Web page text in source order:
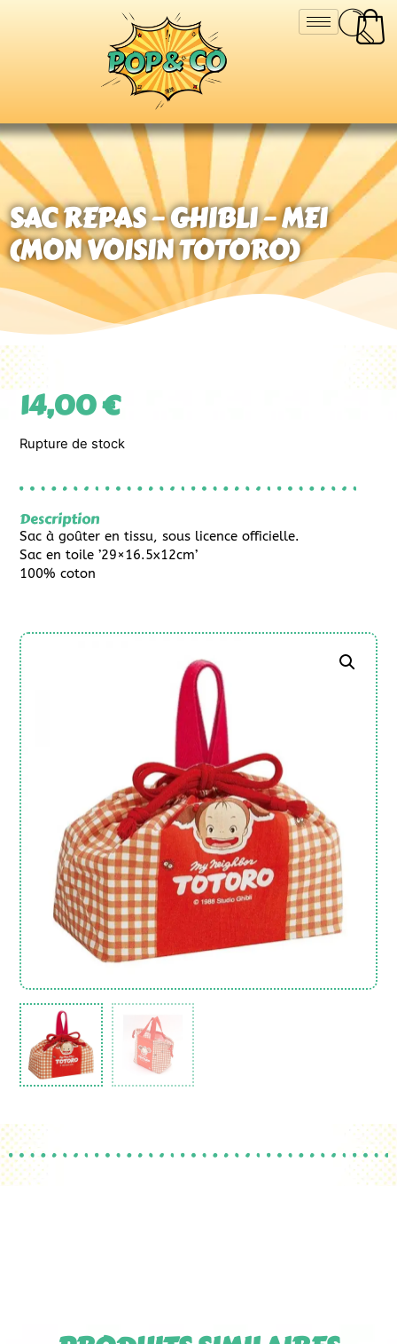
SAC REPAS – GHIBLI – MEI
(MON VOISIN TOTORO)
14,00€
Rupture de stock
Description
Sac à goûter en tissu, sous licence officielle.
Sac en toile ’29×16.5x12cm’
100% coton